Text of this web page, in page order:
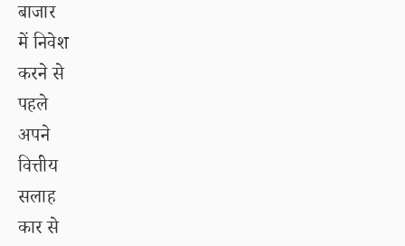
बाजार
में निवेश
करने से
पहले
अपने
वित्तीय
सलाह
कार से